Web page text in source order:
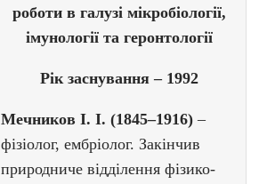
роботи в галузі мікробіології,
імунології та геронтології
Рік заснування – 1992
Мечников І. І. (1845–1916) –
фізіолог, ембріолог. Закінчив
природниче відділення фізико-